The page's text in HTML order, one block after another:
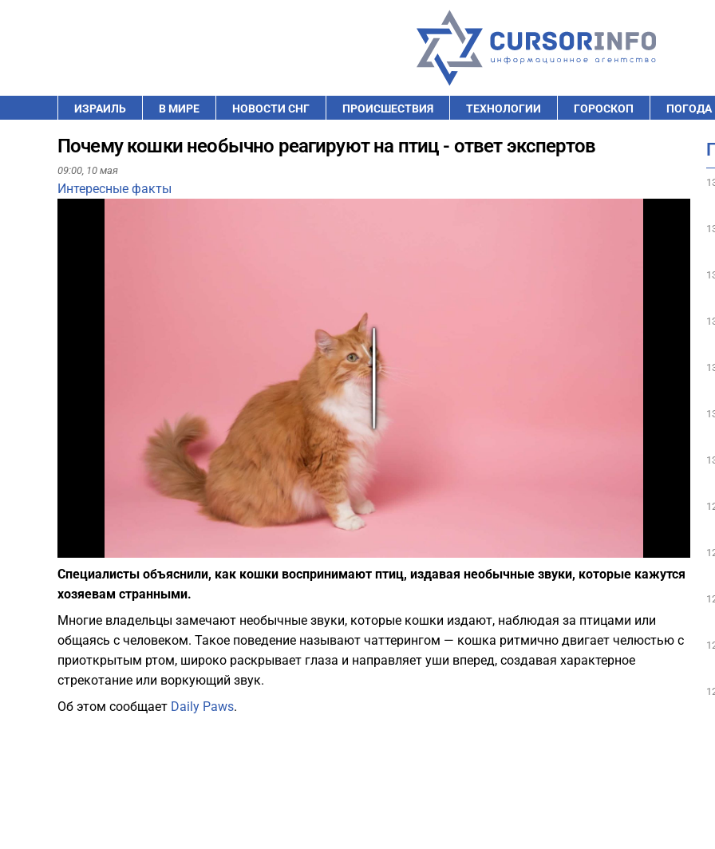
ИЗРАИЛЬ В МИРЕ НОВОСТИ СНГ ПРОИСШЕСТВИЯ ТЕХНОЛОГИИ ГОРОСКОП ПОГОДА
Почему кошки необычно реагируют на птиц - ответ экспертов
09:00, 10 мая
Интересные факты
Play
Специалисты объяснили, как кошки воспринимают птиц, издавая необычные звуки, которые кажутся
хозяевам странными.
Многие владельцы замечают необычные звуки, которые кошки издают, наблюдая за птицами или
общаясь с человеком. Такое поведение называют чаттерингом — кошка ритмично двигает челюстью с
приоткрытым ртом, широко раскрывает глаза и направляет уши вперед, создавая характерное
стрекотание или воркующий звук.
Об этом сообщает Daily Paws.